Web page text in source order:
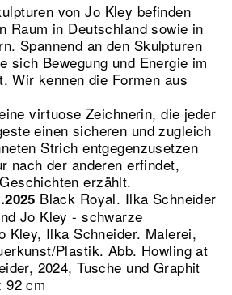
von Jo Kley befinden
Raum in Deutschland sowie in
Spannend an den Skulpturen
sich Bewegung und Energie im
Wir kennen die Formen aus
virtuose Zeichnerin, die jeder
einen sicheren und zugleich
Strich entgegenzusetzen
nach der anderen erfindet,
erzählt.
Black Royal. Ilka Schneider
Jo Kley - schwarze
Kley, Ilka Schneider. Malerei,
Plastik. Abb. Howling at
2024, Tusche und Graphit
92 cm